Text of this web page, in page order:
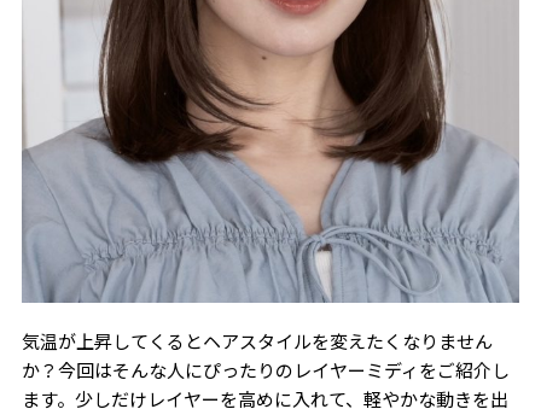
気温が上昇してくるとヘアスタイルを変えたくなりません
か？今回はそんな人にぴったりのレイヤーミディをご紹介し
ます。少しだけレイヤーを高めに入れて、軽やかな動きを出